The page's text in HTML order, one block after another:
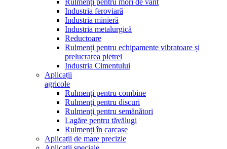
Rulmenți pentru mori de vânt
Industria feroviară
Industria minieră
Industria metalurgică
Reductoare
Rulmenți pentru echipamente vibratoare și
prelucrarea pietrei
Industria Cimentului
Aplicații
agricole
Rulmenți pentru combine
Rulmenți pentru discuri
Rulmenți pentru semănători
Lagăre pentru tăvălugi
Rulmenți în carcase
Aplicații de mare precizie